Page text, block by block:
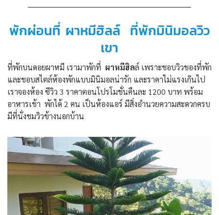
พักผ่อนที่ ผาหมีฮิลล์ ที่พักมินิมอลวิว
เขา
ที่พักบนดอยผาหมี เรามาพักที่ ผาหมีฮิลล์ เพราะชอบวิวของที่พัก
และชอบสไตล์ห้องพักแบบมินิมอลน่ารัก และราคาไม่แรงเกินไป
เราจองห้อง ซีวิว 3 ราคาตอนโปรโมชั่นคืนละ 1200 บาท พร้อม
อาหารเช้า พักได้ 2 คน เป็นห้องแอร์ มีสิ่งอำนวยความสะดวกครบ
มีที่นั่งชมวิวข้างนอกบ้าน